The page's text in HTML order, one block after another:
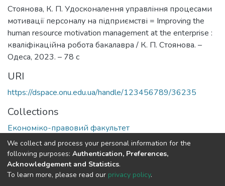
Стоянова, К. П. Удосконалення управління процесами
мотивації персоналу на підприємстві = Improving the
human resource motivation management at the enterprise :
кваліфікаційна робота бакалавра / К. П. Стоянова. –
Одеса, 2023. – 78 с
URI
https://dspace.onu.edu.ua/handle/123456789/36235
Collections
Економіко-правовий факультет
Full item page
DSpace software copyright © 2009-2026
We collect and process your personal information for the
following purposes: Authentication, Preferences,
Acknowledgement and Statistics.
To learn more, please read our privacy policy.